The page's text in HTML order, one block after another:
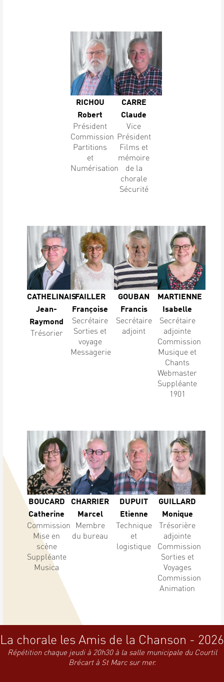
RICHOU
Robert
Président
Commission
Partitions
et
Numérisation
CARRE
Claude
Vice
Président
Films et
mémoire
de la
chorale
Sécurité
CATHELINAIS
Jean-
Raymond
Trésorier
FAILLER
Françoise
Secrétaire
Sorties et
voyage
Messagerie
GOUBAN
Francis
Secrétaire
adjoint
MARTIENNE
Isabelle
Secrétaire
adjointe
Commission
Musique et
Chants
Webmaster
Suppléante
1901
BOUCARD
Catherine
Commission
Mise en
scène
Suppléante
Musica
CHARRIER
Marcel
Membre
du bureau
DUPUIT
Etienne
Technique
et
logistique
GUILLARD
Monique
Trésorière
adjointe
Commission
Sorties et
Voyages
Commission
Animation
La chorale les Amis de la Chanson - 2026
Répétition chaque jeudi à 20h30 à la salle municipale du Courtil
Brécart à St Marc sur mer.